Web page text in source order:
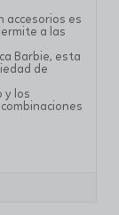
accesorios es
a las
Barbie, esta
de
y los